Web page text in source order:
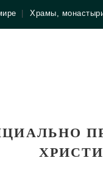
Храмы,